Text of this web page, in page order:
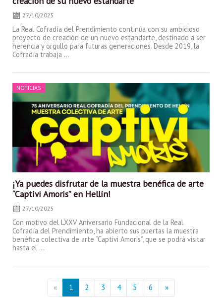
27/10/2025
La Real Cofradía del Prendimiento continúa con su ambicioso
proyecto de creación de un nuevo estandarte, destinado a ser
herencia y orgullo para futuras generaciones. Desde 2019, la
Cofradía trabaja ...
NOTICIAS
¡Ya puedes disfrutar de la muestra benéfica de arte
“Captivi Amoris” en Hellín!
Posted
27/10/2025
Con motivo del LXXV Aniversario Fundacional de la Real
Cofradía del Prendimiento, ha abierto sus puertas la muestra
benéfica colectiva de arte “Captivi Amoris”, que se podrá visitar
hasta el ...
« 1 2 3 4 5 6 »